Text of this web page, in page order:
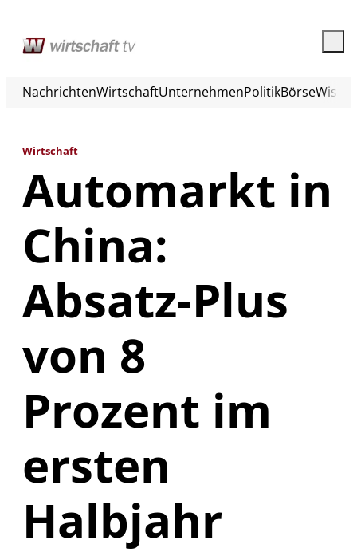
NachrichtenWirtschaftUnternehmenPolitikBörse
Wirtschaft
Automarkt in
China:
Absatz-Plus
von 8
Prozent im
ersten
Halbjahr